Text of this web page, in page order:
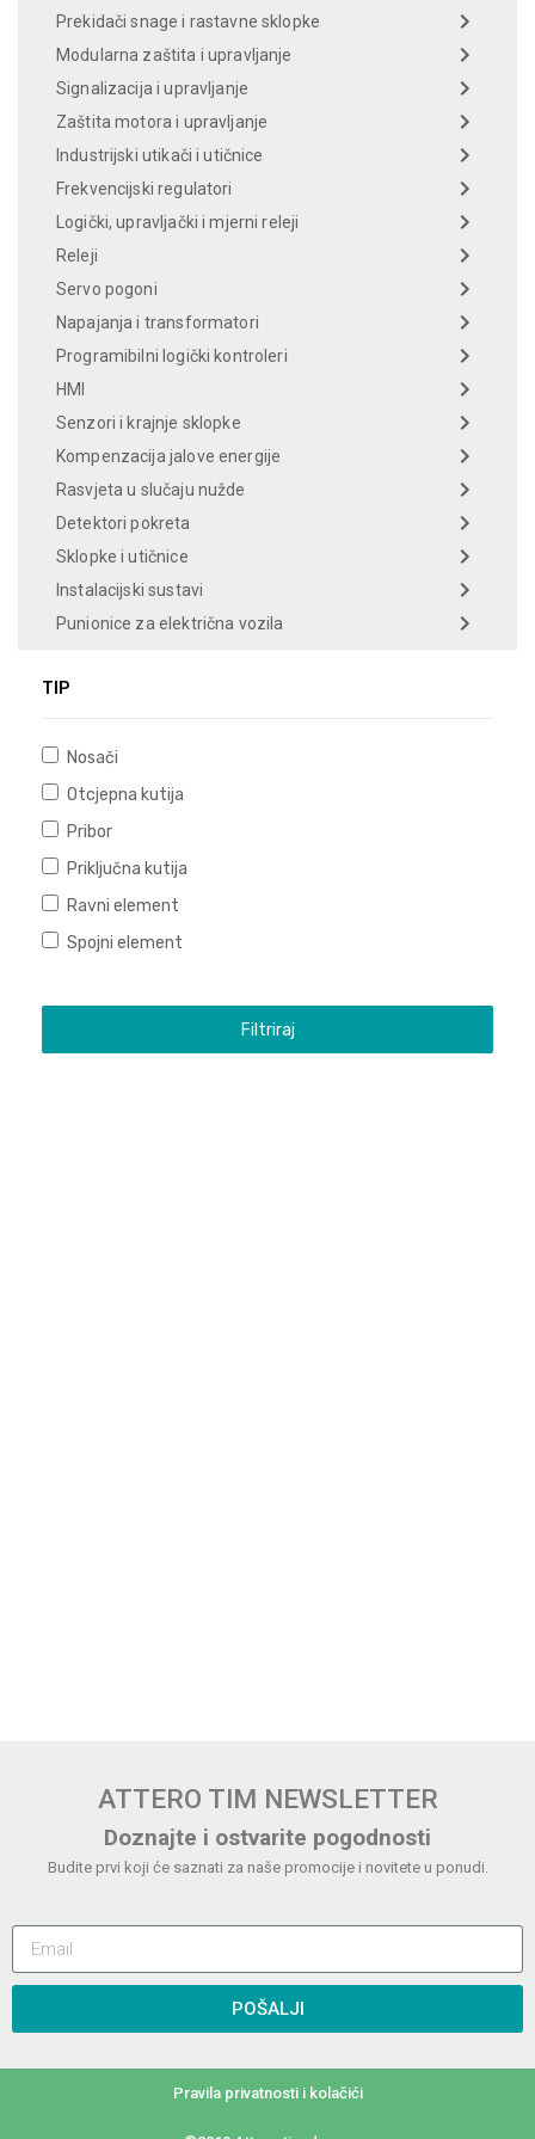
Prekidači snage i rastavne sklopke
Modularna zaštita i upravljanje
Signalizacija i upravljanje
Zaštita motora i upravljanje
Industrijski utikači i utičnice
Frekvencijski regulatori
Logički, upravljački i mjerni releji
Releji
Servo pogoni
Napajanja i transformatori
Programibilni logički kontroleri
HMI
Senzori i krajnje sklopke
Kompenzacija jalove energije
Rasvjeta u slučaju nužde
Detektori pokreta
Sklopke i utičnice
Instalacijski sustavi
Punionice za električna vozila
TIP
Nosači
Otcjepna kutija
Pribor
Priključna kutija
Ravni element
Spojni element
Filtriraj
ATTERO TIM NEWSLETTER
Doznajte i ostvarite pogodnosti
Budite prvi koji će saznati za naše promocije i novitete u ponudi.
POŠALJI
Pravila privatnosti i kolačići